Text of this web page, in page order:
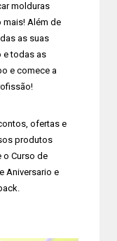
molduras
Além de
as suas
e todas as
e comece a
ofertas e
produtos
o Curso de
Aniversario e